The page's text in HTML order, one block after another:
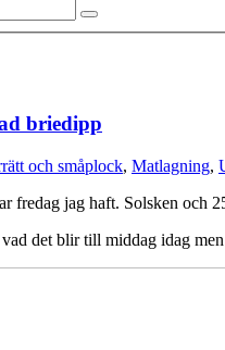
briedipp
och småplock, Matlagning,
fredag jag haft. Solsken och
det blir till middag idag men